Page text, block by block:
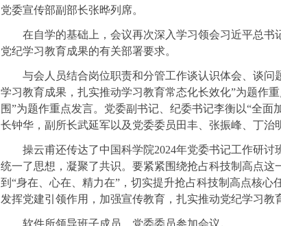
党委宣传部副部长张晔列席。
在自学的基础上，会议再次深入学习领会习近平总书
党纪学习教育成果的有关部署要求。
与会人员结合岗位职责和分管工作谈认识体会、谈问
学习教育成果，扎实推动学习教育常态化长效化”为题作
围”为题作重点发言。党委副书记、纪委书记李衡以“全
长钟华，副所长武延军以及党委委员田丰、张振峰、丁治
操云甫还传达了中国科学院2024年党委书记工作研
统一了思想，凝聚了共识。要紧紧围绕抢占科技制高点
到“身在、心在、精力在”，切实提升抢占科技制高点核
发挥党建引领作用，加强宣传教育，扎实推动党纪学习教
软件所领导班子成员、党委委员参加会议。